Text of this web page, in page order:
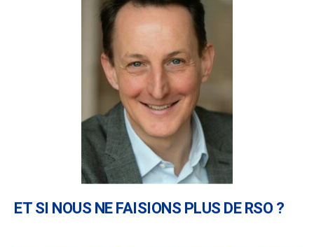
ET SI NOUS NE FAISIONS PLUS DE RSO ?